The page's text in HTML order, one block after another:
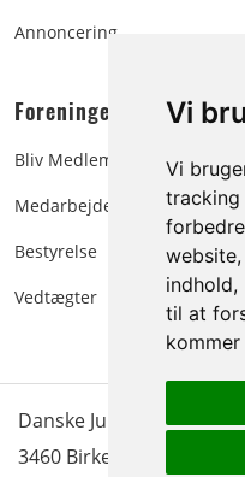
Vi
Vi
indhold,
til at
kommer
Annoncering
Foreningen:
Bliv Medlem
Medarbejdere
Bestyrelse
Vedtægter
Danske Juletræer -
3460 Birkerød |
Tlf.: 45